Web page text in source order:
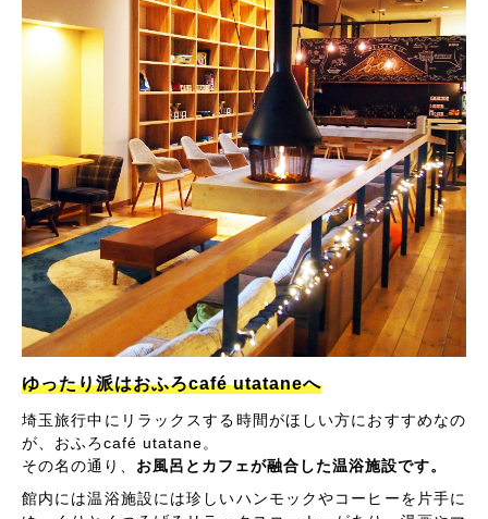
ゆったり派はおふろcafé utataneへ
埼玉旅行中にリラックスする時間がほしい方におすすめなの
が、おふろcafé utatane。
その名の通り、 お風呂とカフェが融合した温浴施設です。
館内には温浴施設には珍しいハンモックやコーヒーを片手に